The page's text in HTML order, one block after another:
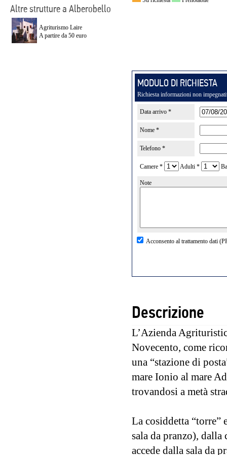
Altre strutture a Alberobello
Agriturismo Laire
A partire da 50 euro
MODULO DI RICHIESTA
Richiesta informazioni non
Data arrivo *
Nome *
Telefono *
Camere * Adulti *
Note
Acconsento al trattamento dati
Descrizione
L’Azienda
Novecento, come
una “stazione di
mare Ionio al mare
trovandosi a metà
La cosiddetta “torre”
sala da pranzo), dalla
accede dalla sala da